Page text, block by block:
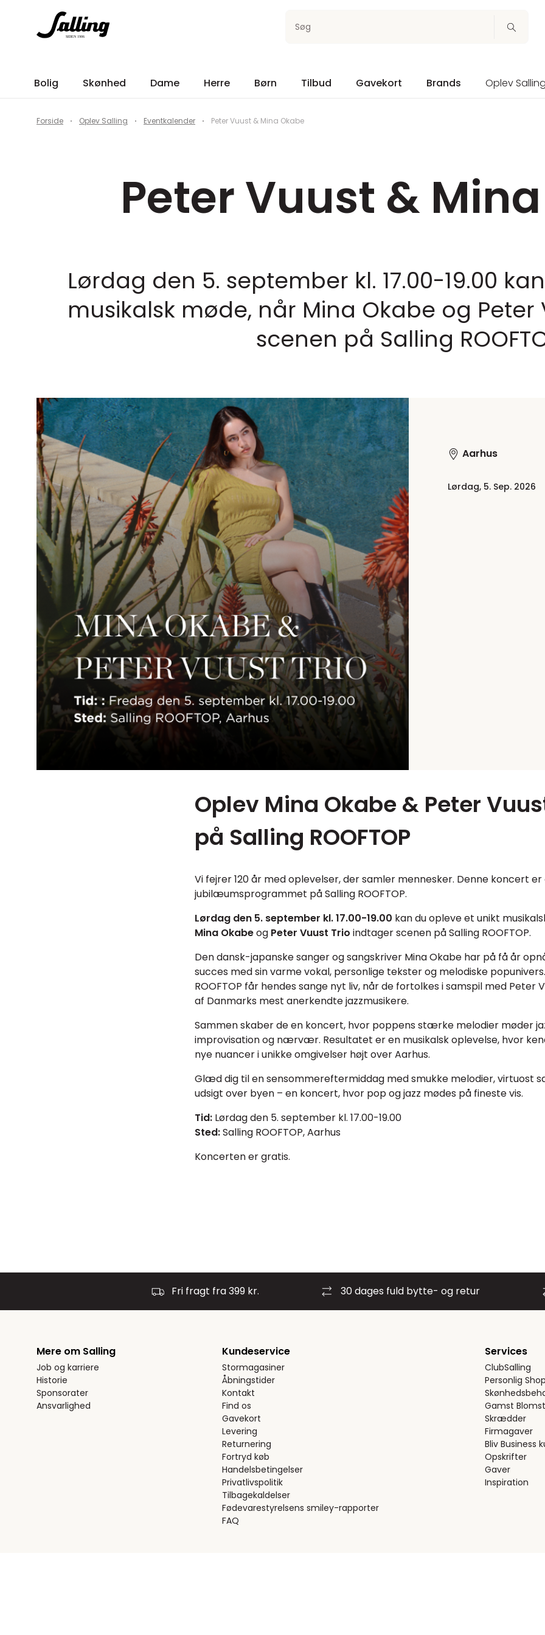
Søg
Bolig Skønhed Dame Herre Børn Tilbud Gavekort Brands Oplev
Forside Oplev Salling Eventkalender Peter Vuust & Mina Okabe
Peter Vuust &
Lørdag den 5. september kl. 17.00-19.00
musikalsk møde, når Mina Okabe og
scenen på Salling
Aarhus
Lørdag, 5. Sep. 2026
Oplev Mina Okabe & Peter
på Salling ROOFTOP
Vi fejrer 120 år med oplevelser, der samler mennesker. Denne koncert er
jubilæumsprogrammet på Salling ROOFTOP.
Lørdag den 5. september kl. 17.00-19.00 kan du opleve et unikt
Mina Okabeog Peter Vuust Trio indtager scenen på Salling ROOFTOP.
Den dansk-japanske sanger og sangskriver Mina Okabe har på få år
succes med sin varme vokal, personlige tekster og melodiske
ROOFTOP får hendes sange nyt liv, når de fortolkes i samspil med Peter
af Danmarks mest anerkendte jazzmusikere.
Sammen skaber de en koncert, hvor poppens stærke melodier møder
improvisation og nærvær. Resultatet er en musikalsk oplevelse, hvor
nye nuancer i unikke omgivelser højt over Aarhus.
Glæd dig til en sensommereftermiddag med smukke melodier, virtuost
udsigt over byen – en koncert, hvor pop og jazz mødes på fineste vis.
Tid: Lørdag den 5. september kl. 17.00-19.00
Sted:Salling ROOFTOP, Aarhus
Koncerten er gratis.
Fri fragt fra 399 kr. 30 dages fuld bytte- og retur
Mere om Salling
Job og karriere
Historie
Sponsorater
Ansvarlighed
Kundeservice
Stormagasiner
Åbningstider
Kontakt
Find os
Gavekort
Levering
Returnering
Fortryd køb
Handelsbetingelser
Privatlivspolitik
Tilbagekaldelser
Fødevarestyrelsens smiley-rapporter
FAQ
Services
ClubSalling
Personlig
Gamst
Skrædder
Firmagaver
Bliv Business
Opskrifter
Gaver
Inspiration